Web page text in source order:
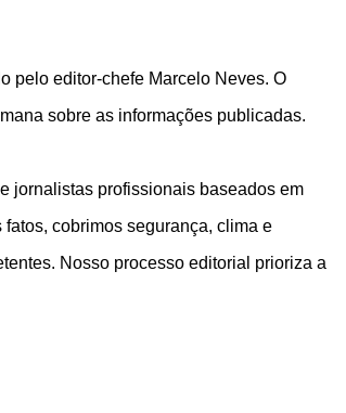
pelo editor-chefe Marcelo Neves. O
sobre as informações publicadas.
jornalistas profissionais baseados em
cobrimos segurança, clima e
Nosso processo editorial prioriza a